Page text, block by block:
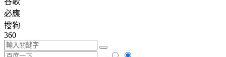
必應
搜狗
360